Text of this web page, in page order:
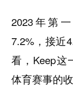
2023年第
7.2%，接近
看，Keep这
体育赛事的收